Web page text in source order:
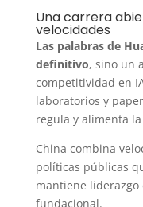
Una carrera
velocidades
Las palabras de
definitivo, sino un
competitividad en
laboratorios y
regula y alimenta
China combina
políticas públicas
mantiene
fundacional.